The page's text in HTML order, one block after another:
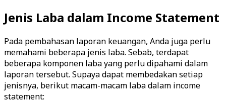
Jenis Laba dalam Income Statement
Pada pembahasan laporan keuangan, Anda juga perlu
memahami beberapa jenis laba. Sebab, terdapat
beberapa komponen laba yang perlu dipahami dalam
laporan tersebut. Supaya dapat membedakan setiap
jenisnya, berikut macam-macam laba dalam income
statement: